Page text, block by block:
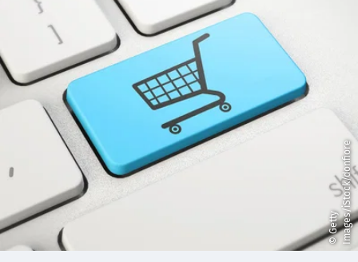
©
G
e
t
t
y
I
m
a
g
e
s
/
i
S
t
o
c
k
/
d
o
n
f
i
o
re